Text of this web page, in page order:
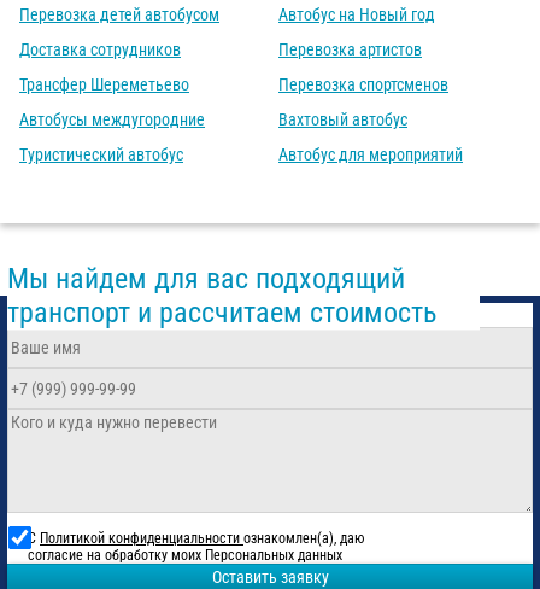
Перевозка детей автобусом
Доставка сотрудников
Трансфер Шереметьево
Автобусы междугородние
Туристический автобус
Автобус на Новый год
Перевозка артистов
Перевозка спортсменов
Вахтовый автобус
Автобус для мероприятий
Мы найдем для вас подходящий
транспорт и рассчитаем стоимость
С Политикой конфиденциальности ознакомлен(а), даю
согласие на обработку моих Персональных данных
Оставить заявку